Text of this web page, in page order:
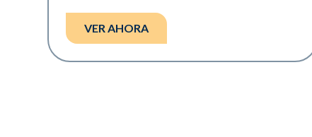
VER AHORA